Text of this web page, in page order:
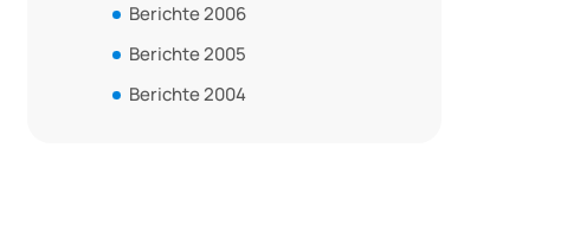
Berichte 2006
Berichte 2005
Berichte 2004